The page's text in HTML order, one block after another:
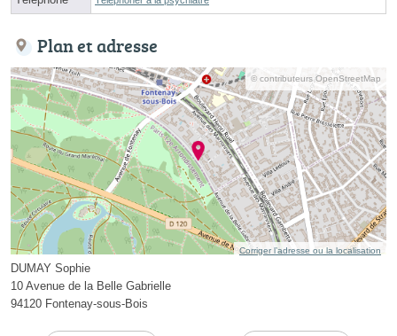
Plan et adresse
© contributeurs OpenStreetMap
Corriger l’adresse ou la localisation
DUMAY Sophie
10 Avenue de la Belle Gabrielle
94120 Fontenay-sous-Bois